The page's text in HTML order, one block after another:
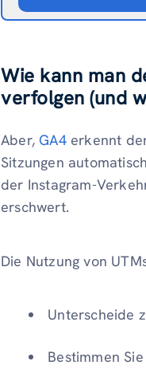
Wie kann man
verfolgen (und
Aber, GA4erkennt
Sitzungen
der Instagram-
erschwert.
Die Nutzung von
Unterscheide
Bestimmen